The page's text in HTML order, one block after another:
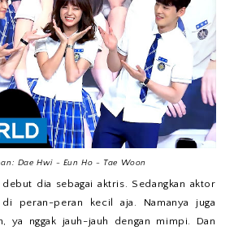
Dae Hwi - Eun Ho - Tae Woon
dia sebagai aktris. Sedangkan aktor
peran-peran kecil aja. Namanya juga
ya nggak jauh-jauh dengan mimpi. Dan